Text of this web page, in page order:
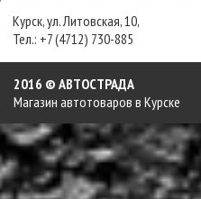
Курск, ул. Литовская, 10,
Тел.: +7 (4712) 730-885
2016 © АВТОСТРАДА
Магазин автотоваров в Курске